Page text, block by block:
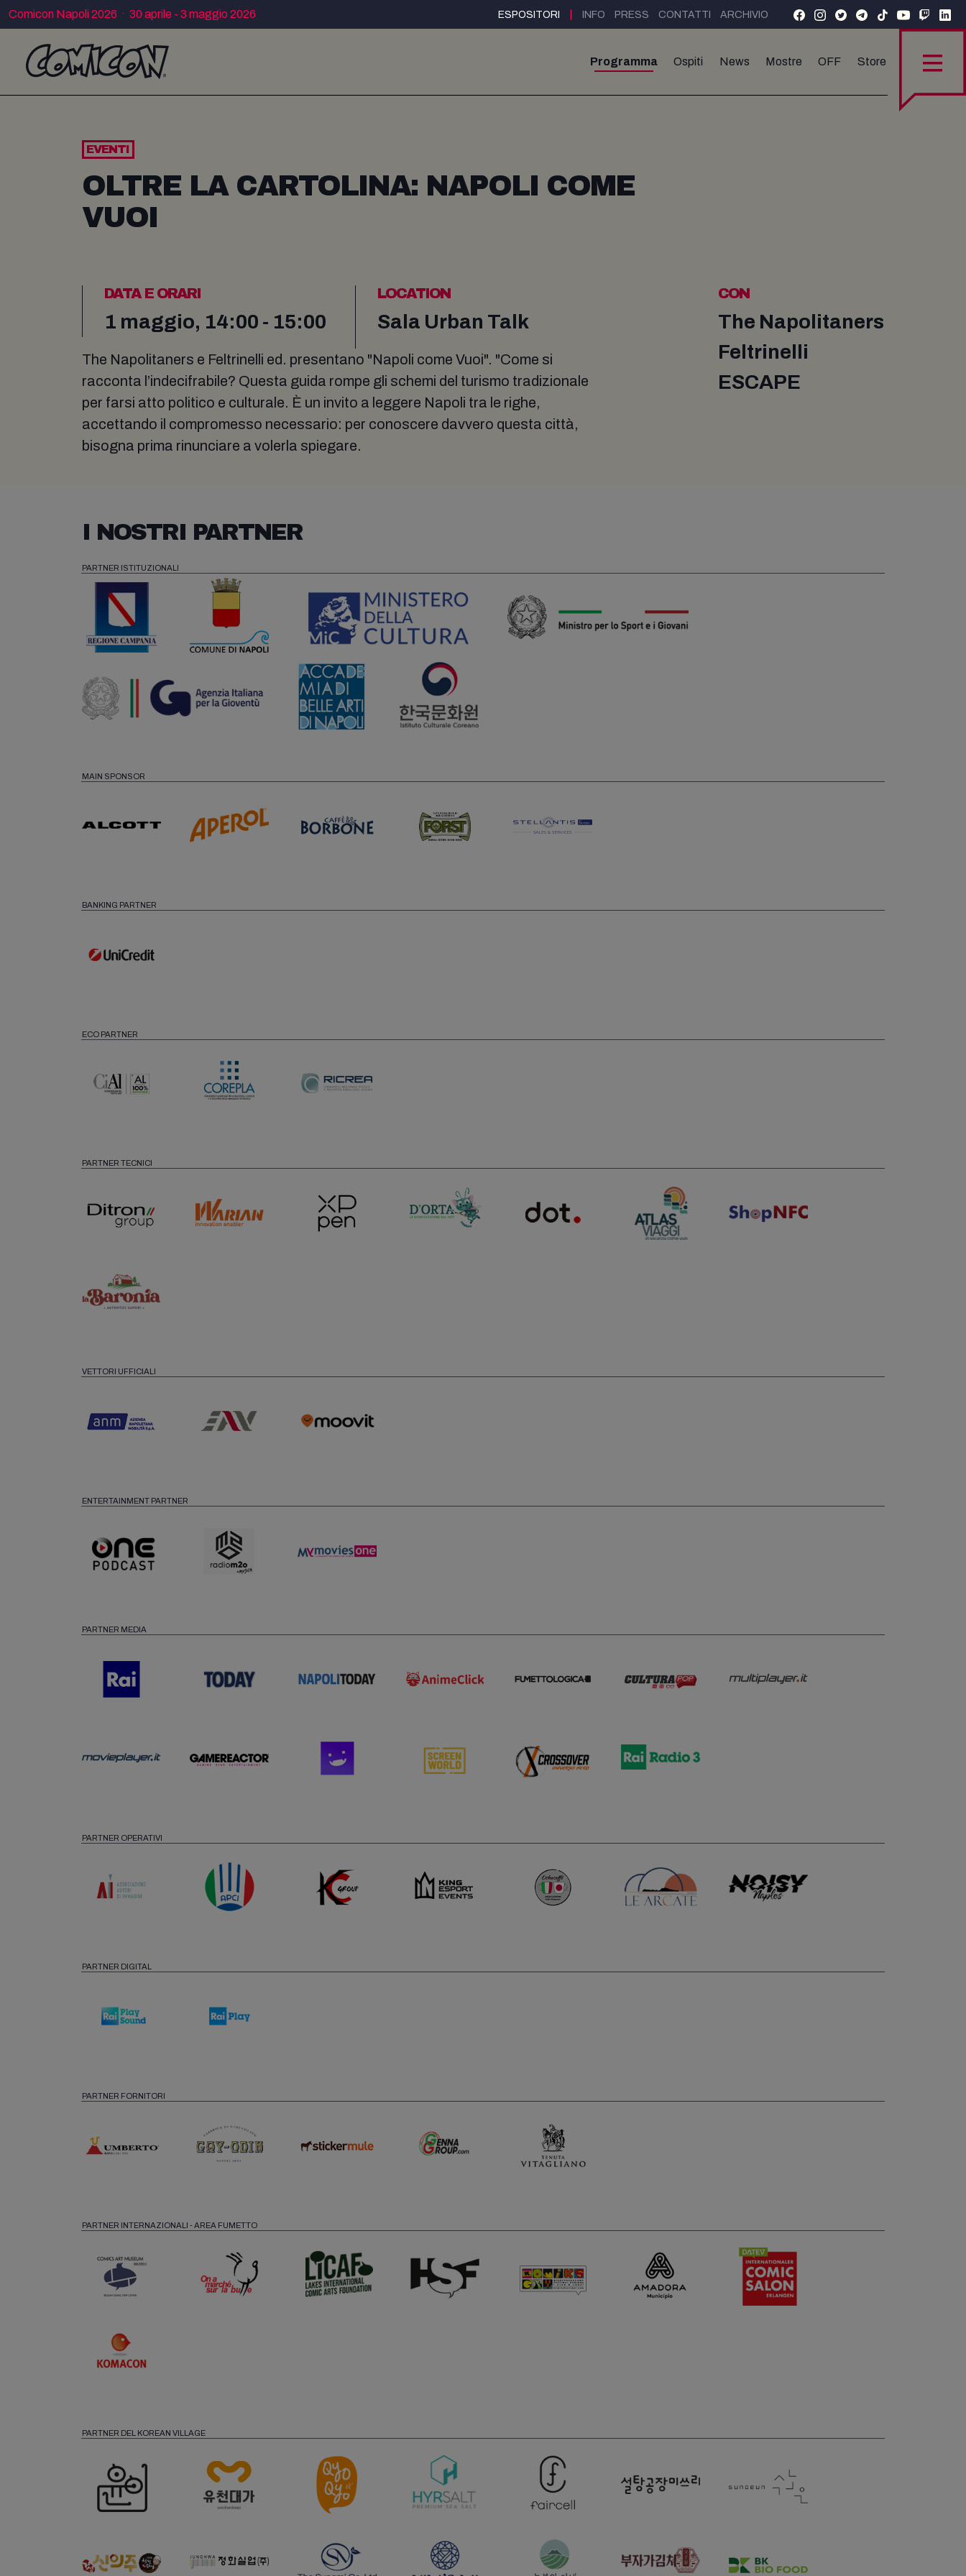
Comicon Napoli 2026 · 30 aprile - 3 maggio 2026 ESPOSITORI INFO PRESS CONTATTI ARCHIVIO
Programma Ospiti News Mostre OFF Store
EVENTI
OLTRE LA CARTOLINA: NAPOLI COME
VUOI
DATA E ORARI
1 maggio, 14:00 - 15:00
LOCATION
Sala Urban Talk
The Napolitaners e Feltrinelli ed. presentano "Napoli come Vuoi". "Come si
racconta l’indecifrabile? Questa guida rompe gli schemi del turismo tradizionale
per farsi atto politico e culturale. È un invito a leggere Napoli tra le righe,
accettando il compromesso necessario: per conoscere davvero questa città,
bisogna prima rinunciare a volerla spiegare.
CON
The Napolitaners
Feltrinelli
ESCAPE
I NOSTRI PARTNER
PARTNER ISTITUZIONALI
MAIN SPONSOR
BANKING PARTNER
ECO PARTNER
PARTNER TECNICI
VETTORI UFFICIALI
ENTERTAINMENT PARTNER
PARTNER MEDIA
PARTNER OPERATIVI
PARTNER DIGITAL
PARTNER FORNITORI
PARTNER INTERNAZIONALI - AREA FUMETTO
PARTNER DEL KOREAN VILLAGE